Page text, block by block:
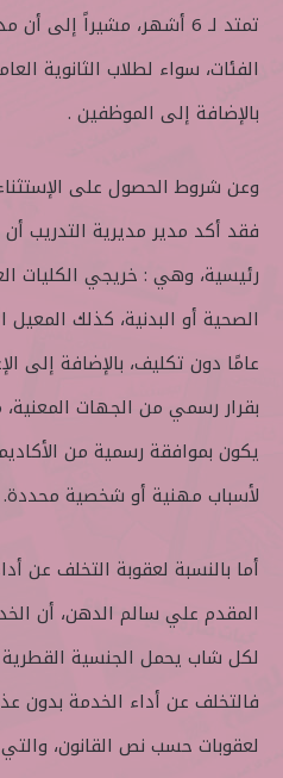
تمتد لـ 6 أشهر، مشيراً
الفئات، سواء لطلاب الثانوية
بالإضافة إلى الموظفين .
وعن شروط الحصول على
فقد أكد مدير مديرية التدريب
رئيسية، وهي : خريجي الكليات
عامًا دون تكليف، بالإضافة إلى
بقرار رسمي من الجهات
يكون بموافقة رسمية من
لأسباب مهنية أو شخصية محددة.
أما بالنسبة لعقوبة التخلف عن
المقدم علي سالم الدهن، أن
لكل شاب يحمل الجنسية
فالتخلف عن أداء الخدمة
لعقوبات حسب نص القانون،